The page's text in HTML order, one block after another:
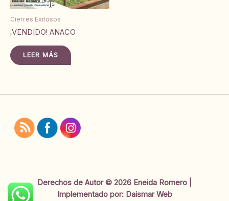
Cierres Exitosos
¡VENDIDO! ANACO
LEER MÁS
Derechos de Autor © 2026 Eneida Romero |
Implementado por: Daismar Web